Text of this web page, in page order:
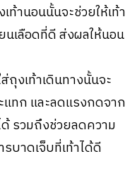
ท้านอนนั้นจะช่วยให้เท้า
นเลือดที่ดี ส่งผลให้นอน
ถุงเท้าเดินทางนั้นจะ
ทก และลดแรงกดจาก
ด้ รวมถึงช่วยลดความ
บาดเจ็บที่เท้าได้ดี